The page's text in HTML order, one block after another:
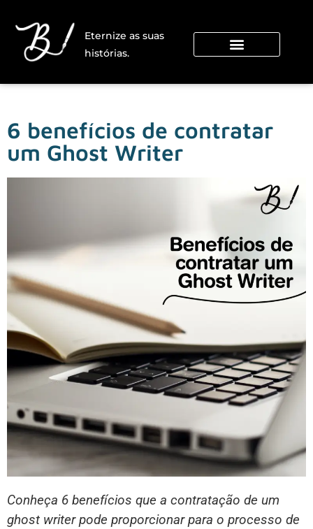
Eternize as suas
histórias.
6 benefícios de contratar
um Ghost Writer
Conheça 6 benefícios que a contratação de um
ghost writer pode proporcionar para o processo de